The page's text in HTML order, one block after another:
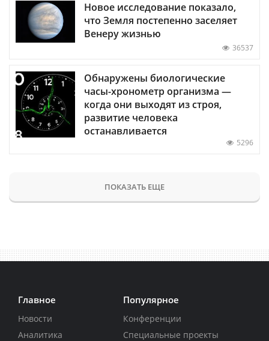
Новое исследование показало,
что Земля постепенно заселяет
Венеру жизнью
36537
Обнаружены биологические
часы-хронометр организма —
когда они выходят из строя,
развитие человека
останавливается
5296
ПОКАЗАТЬ ЕЩЕ
Главное
Новости
Аналитика
Популярное
Конференции
Специальные проекты